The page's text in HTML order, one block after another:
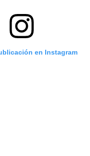
en Instagram